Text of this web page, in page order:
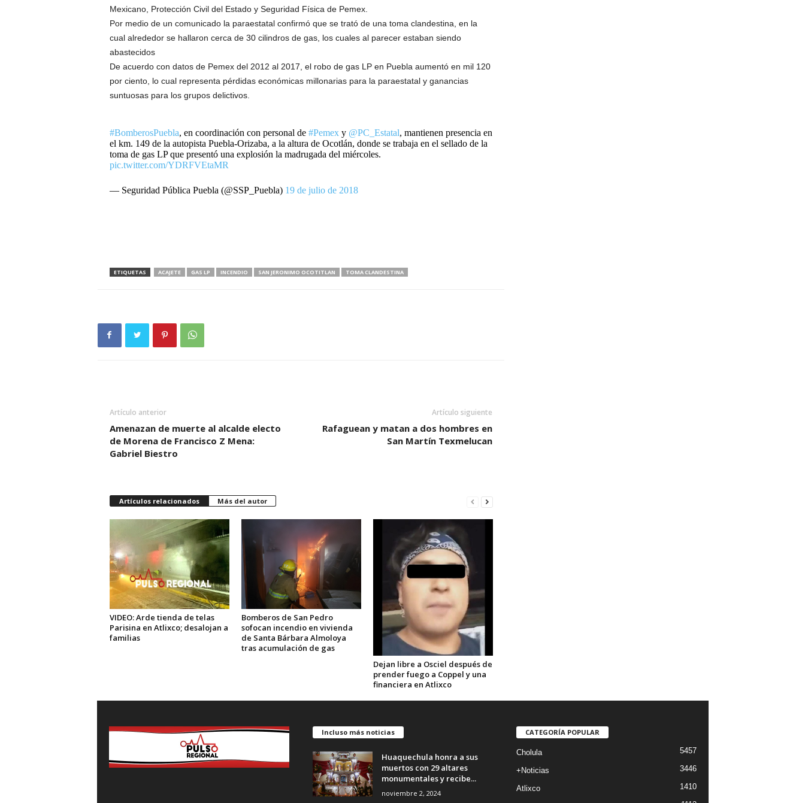
Mexicano, Protección Civil del Estado y Seguridad Física de Pemex.
Por medio de un comunicado la paraestatal confirmó que se trató de una toma clandestina, en la
cual alrededor se hallaron cerca de 30 cilindros de gas, los cuales al parecer estaban siendo
abastecidos
De acuerdo con datos de Pemex del 2012 al 2017, el robo de gas LP en Puebla aumentó en mil 120
por ciento, lo cual representa pérdidas económicas millonarias para la paraestatal y ganancias
suntuosas para los grupos delictivos.
#BomberosPuebla, en coordinación con personal de #Pemexy @PC_Estatal, mantienen presencia en
el km. 149 de la autopista Puebla-Orizaba, a la altura de Ocotlán, donde se trabaja en el sellado de la
toma de gas LP que presentó una explosión la madrugada del miércoles.
pic.twitter.com/YDRFVEtaMR
— Seguridad Pública Puebla (@SSP_Puebla) 19 de julio de 2018
ETIQUETAS ACAJETE GAS LP INCENDIO SAN JERONIMO OCOTITLAN TOMA CLANDESTINA
Artículo anterior
Amenazan de muerte al alcalde electo
de Morena de Francisco Z Mena:
Gabriel Biestro
Artículo siguiente
Rafaguean y matan a dos hombres en
San Martín Texmelucan
Artículos relacionados Más del autor
VIDEO: Arde tienda de telas
Parisina en Atlixco; desalojan a
familias
Bomberos de San Pedro
sofocan incendio en vivienda
de Santa Bárbara Almoloya
tras acumulación de gas
Dejan libre a Osciel después de
prender fuego a Coppel y una
financiera en Atlixco
Incluso más noticias
Huaquechula honra a sus
muertos con 29 altares
monumentales y recibe...
noviembre 2, 2024
CATEGORÍA POPULAR
Cholula 5457
+Noticias 3446
Atlixco 1410